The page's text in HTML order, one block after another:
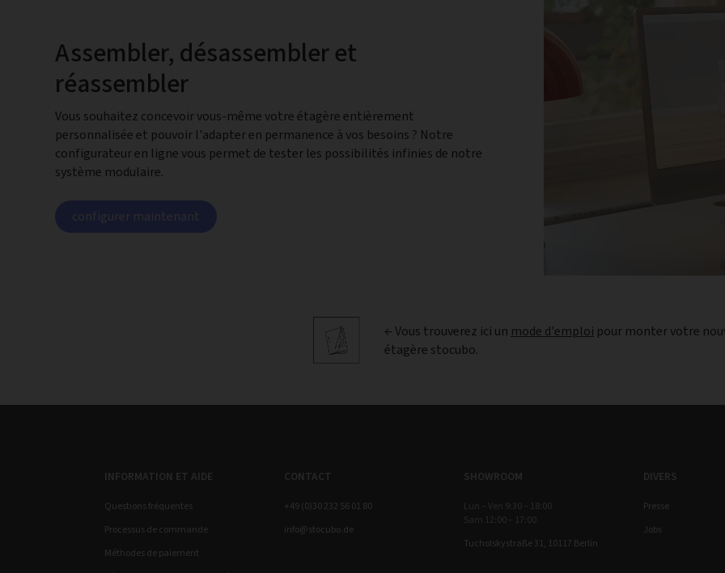
Assembler, désassembler et
réassembler
Vous souhaitez concevoir vous-même votre étagère entièrement
personnalisée et pouvoir l'adapter en permanence à vos besoins ? Notre
configurateur en ligne vous permet de tester les possibilités infinies de notre
système modulaire.
configurer maintenant
← Vous trouverez ici un mode d'emploi pour monter votre
étagère stocubo.
INFORMATION ET AIDE
Questions fréquentes
Processus de commande
Méthodes de paiement
CONTACT
+49 (0)30 232 56 01 80
info@stocubo.de
SHOWROOM
Lun – Ven 9:30 – 18:00
Sam 12:00 – 17:00
Tucholskystraße 31, 10117 Berlin
DIVERS
Presse
Jobs